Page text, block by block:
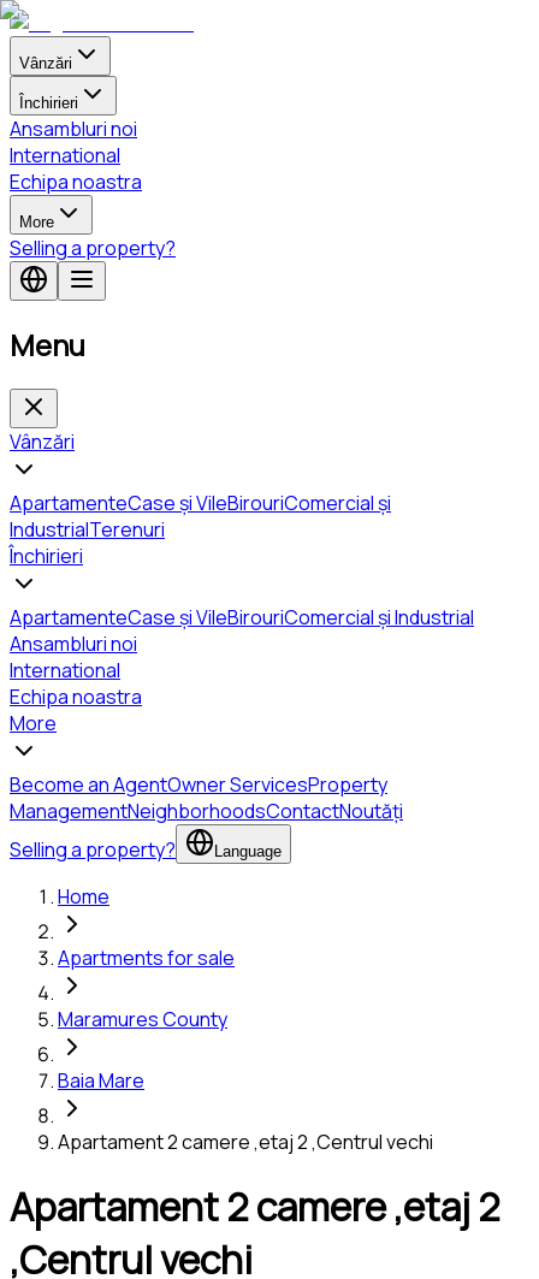
Vânzări
Închirieri
Ansambluri noi
International
Echipa noastra
More
Selling a property?
Menu
Vânzări
ApartamenteCase și VileBirouriComercial și
IndustrialTerenuri
Închirieri
ApartamenteCase și VileBirouriComercial și Industrial
Ansambluri noi
International
Echipa noastra
More
Become an AgentOwner ServicesProperty
ManagementNeighborhoodsContactNoutăți
Selling a property?
Language
Home
Apartments for sale
Maramures County
Baia Mare
Apartament 2 camere ,etaj 2 ,Centrul vechi
Apartament 2 camere ,etaj 2
,Centrul vechi